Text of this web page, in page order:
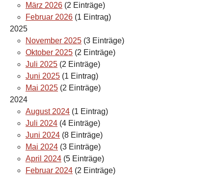
März 2026 (2 Einträge)
Februar 2026 (1 Eintrag)
2025
November 2025 (3 Einträge)
Oktober 2025 (2 Einträge)
Juli 2025 (2 Einträge)
Juni 2025 (1 Eintrag)
Mai 2025 (2 Einträge)
2024
August 2024 (1 Eintrag)
Juli 2024 (4 Einträge)
Juni 2024 (8 Einträge)
Mai 2024 (3 Einträge)
April 2024 (5 Einträge)
Februar 2024 (2 Einträge)